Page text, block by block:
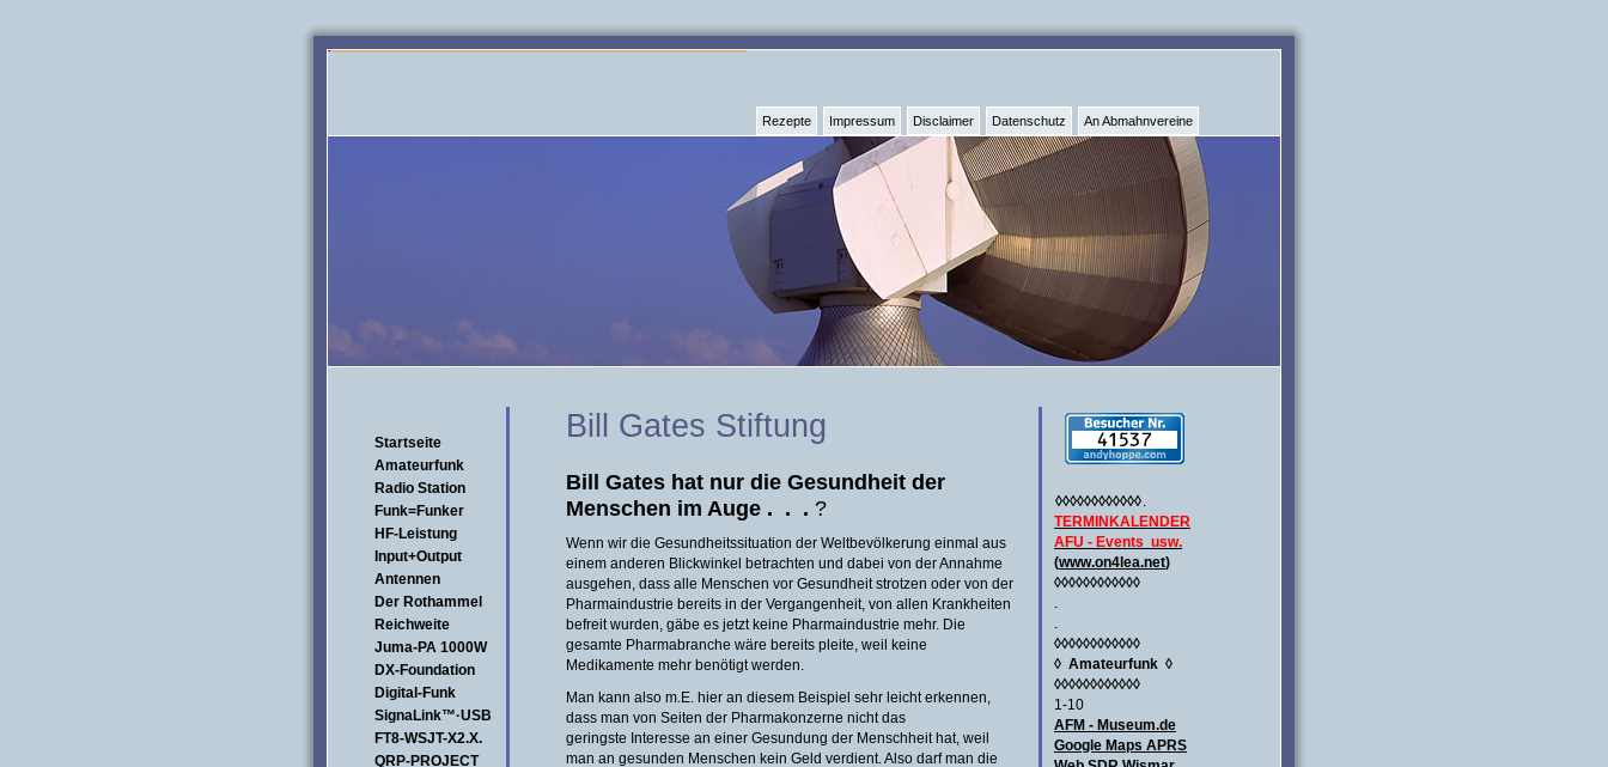
Rezepte Impressum Disclaimer Datenschutz An Abmahnvereine
Startseite
Amateurfunk
Radio Station
Funk=Funker
HF-Leistung
Input+Output
Antennen
Der Rothammel
Reichweite
Juma-PA 1000W
DX-Foundation
Digital-Funk
SignaLink™·USB
FT8-WSJT-X2.X.
QRP-PROJECT
◊◊◊◊◊◊◊◊◊◊◊◊.
TERMINKALENDER
AFU - Events usw.
(www.on4lea.net)
◊◊◊◊◊◊◊◊◊◊◊◊
.
.
◊◊◊◊◊◊◊◊◊◊◊◊
◊ Amateurfunk ◊
◊◊◊◊◊◊◊◊◊◊◊◊
1-10
AFM - Museum.de
Google Maps APRS
Bill Gates Stiftung
Bill Gates hat nur die Gesundheit der
Menschen im Auge . . . ?
Wenn wir die Gesundheitssituation der Weltbevölkerung einmal aus
einem anderen Blickwinkel betrachten und dabei von der Annahme
ausgehen, dass alle Menschen vor Gesundheit strotzen oder von der
Pharmaindustrie bereits in der Vergangenheit, von allen Krankheiten
befreit wurden, gäbe es jetzt keine Pharmaindustrie mehr. Die
gesamte Pharmabranche wäre bereits pleite, weil keine
Medikamente mehr benötigt werden.
Man kann also m.E. hier an diesem Beispiel sehr leicht erkennen,
dass man von Seiten der Pharmakonzerne nicht das
geringste Interesse an einer Gesundung der Menschheit hat, weil
man an gesunden Menschen kein Geld verdient. Also darf man die